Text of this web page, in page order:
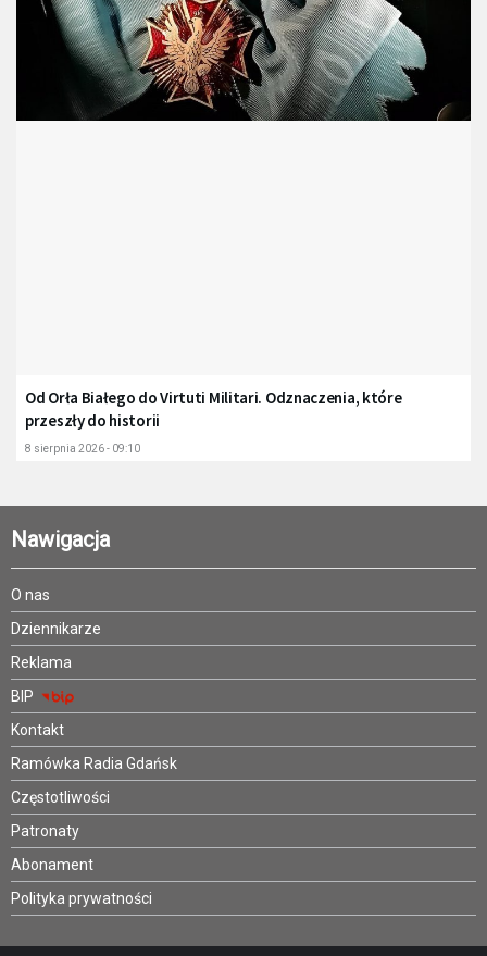
Od Orła Białego do Virtuti Militari. Odznaczenia, które
przeszły do historii
8 sierpnia 2026 - 09:10
Nawigacja
O nas
Dziennikarze
Reklama
BIP
Kontakt
Ramówka Radia Gdańsk
Częstotliwości
Patronaty
Abonament
Polityka prywatności